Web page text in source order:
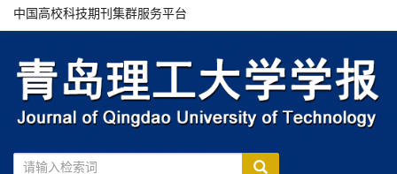
中国高校科技期刊集群服务平台